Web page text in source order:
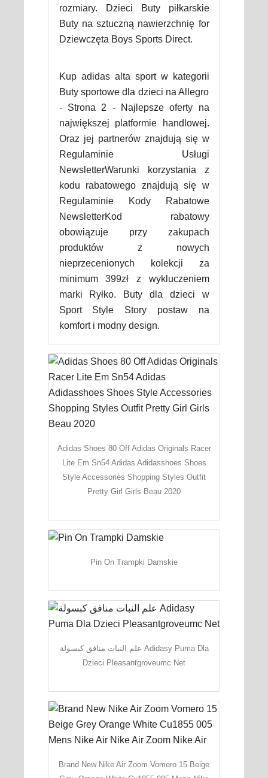
rozmiary. Dzieci Buty piłkarskie
Buty na sztuczną nawierzchnię for
Dziewczęta Boys Sports Direct.
Kup adidas alta sport w kategorii
Buty sportowe dla dzieci na Allegro
- Strona 2 - Najlepsze oferty na
największej platformie handlowej.
Oraz jej partnerów znajdują się w
Regulaminie Usługi
NewsletterWarunki korzystania z
kodu rabatowego znajdują się w
Regulaminie Kody Rabatowe
NewsletterKod rabatowy
obowiązuje przy zakupach
produktów z nowych
nieprzecenionych kolekcji za
minimum 399zł z wykluczeniem
marki Ryłko. Buty dla dzieci w
Sport Style Story postaw na
komfort i modny design.
Adidas Shoes 80 Off Adidas Originals Racer
Lite Em Sn54 Adidas Adidasshoes Shoes
Style Accessories Shopping Styles Outfit
Pretty Girl Girls Beau 2020
Pin On Trampki Damskie
علم النبات منافق كبسولة Adidasy Puma Dla
Dzieci Pleasantgroveumc Net
Brand New Nike Air Zoom Vomero 15 Beige